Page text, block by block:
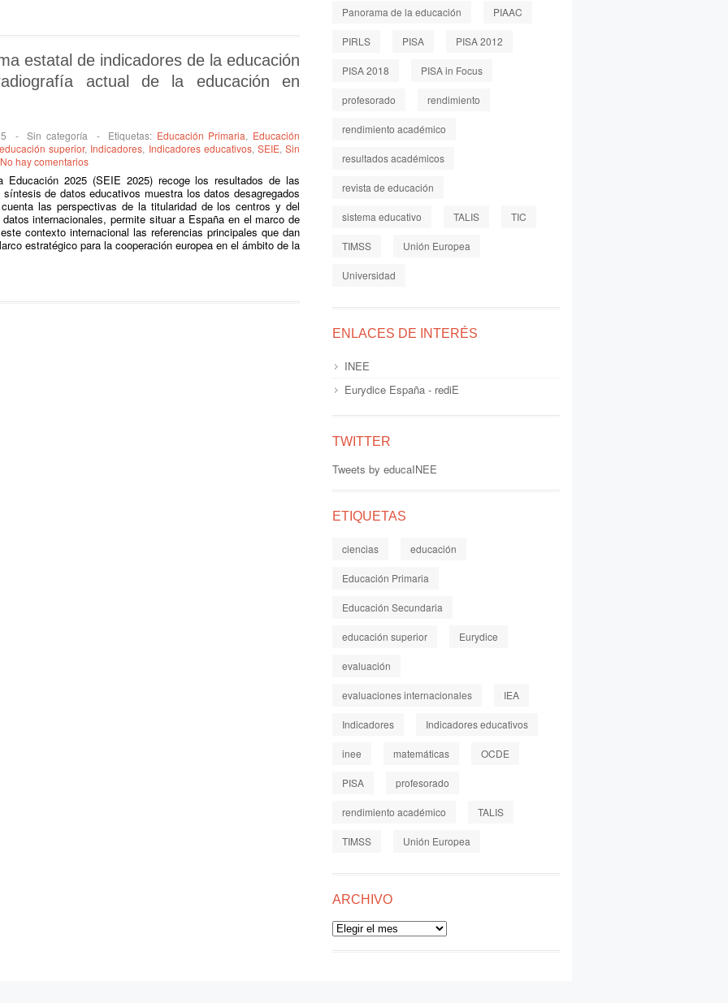
estatal de indicadores de la educación
actual de la educación en
- Sin categoría - Etiquetas: Educación Primaria, Educación
educación superior, Indicadores, Indicadores educativos, SEIE,Sin
No hay comentarios
2025 (SEIE 2025) recoge los resultados de las
de datos educativos muestra los datos desagregados
las perspectivas de la titularidad de los centros y del
internacionales, permite situar a España en el marco de
contexto internacional las referencias principales que dan
estratégico para la cooperación europea en el ámbito de la
Panorama de la educación PIAAC
PIRLS PISA PISA 2012
PISA 2018 PISA in Focus
profesorado rendimiento
rendimiento académico
resultados académicos
revista de educación
sistema educativo TALIS TIC
TIMSS Unión Europea
Universidad
ENLACES DE INTERÉS
INEE
Eurydice España - rediE
TWITTER
Tweets by educaINEE
ETIQUETAS
ciencias educación
Educación Primaria
Educación Secundaria
educación superior Eurydice
evaluación
evaluaciones internacionales IEA
Indicadores Indicadores educativos
inee matemáticas OCDE
PISA profesorado
rendimiento académico TALIS
TIMSS Unión Europea
ARCHIVO
Archivo